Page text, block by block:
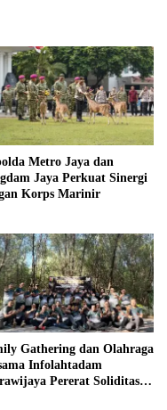
Metro Jaya dan
Jaya Perkuat Sinergi
Korps Marinir
Gathering dan Olahraga
Infolahtadam
Pererat Soliditas